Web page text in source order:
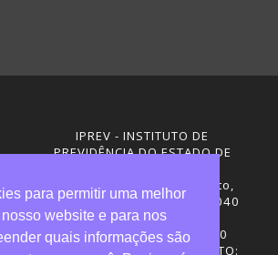
IPREV - INSTITUTO DE
PREVIDÊNCIA DO ESTADO DE
Rua Visconde de Ouro Preto,
291 – Centro - CEP: 88020-040
Florianópolis - SC
Telefones: (48) 3665-4600
HORÁRIO DE FUNCIONAMENTO:
para permitir uma melhor
website e para nos
quais informações são